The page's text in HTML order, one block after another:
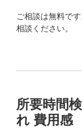
ご相談は無料です
相談ください。
所要時間
れ 費用感